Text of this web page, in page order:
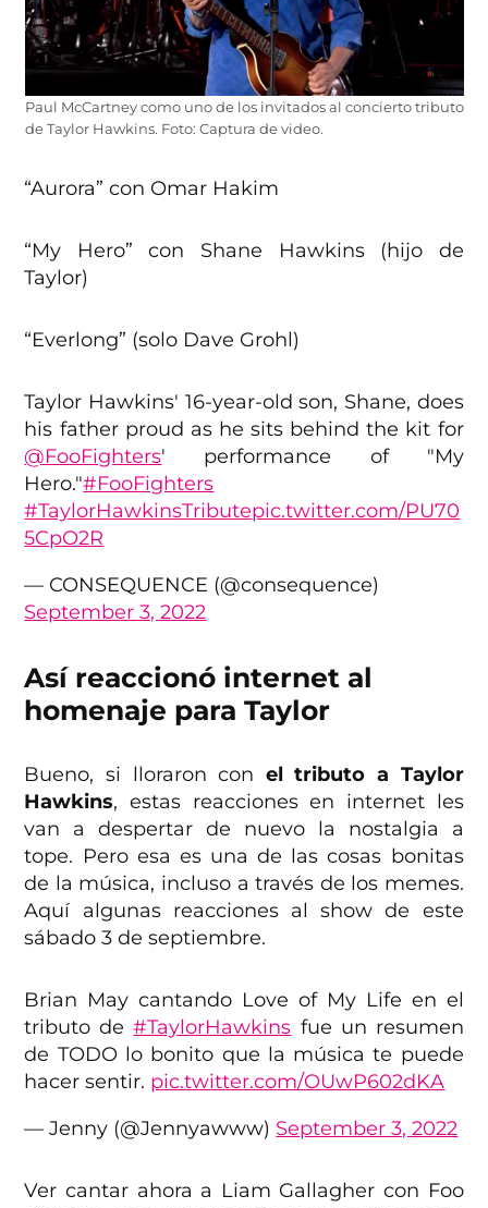
Paul McCartney como uno de los invitados al concierto tributo
de Taylor Hawkins. Foto: Captura de video.
“Aurora” con Omar Hakim
“My Hero” con Shane Hawkins (hijo de
Taylor)
“Everlong” (solo Dave Grohl)
Taylor Hawkins' 16-year-old son, Shane, does
his father proud as he sits behind the kit for
@FooFighters' performance of "My
Hero."#FooFighters
#TaylorHawkinsTributepic.twitter.com/PU70
5CpO2R
— CONSEQUENCE (@consequence)
September 3, 2022
Así reaccionó internet al
homenaje para Taylor
Bueno, si lloraron con el tributo a Taylor
Hawkins, estas reacciones en internet les
van a despertar de nuevo la nostalgia a
tope. Pero esa es una de las cosas bonitas
de la música, incluso a través de los memes.
Aquí algunas reacciones al show de este
sábado 3 de septiembre.
Brian May cantando Love of My Life en el
tributo de#TaylorHawkins fue un resumen
de TODO lo bonito que la música te puede
hacer sentir. pic.twitter.com/OUwP602dKA
— Jenny (@Jennyawww) September 3, 2022
Ver cantar ahora a Liam Gallagher con Foo